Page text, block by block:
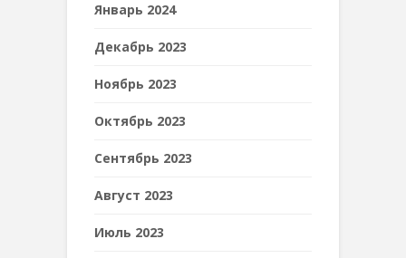
Январь 2024
Декабрь 2023
Ноябрь 2023
Октябрь 2023
Сентябрь 2023
Август 2023
Июль 2023